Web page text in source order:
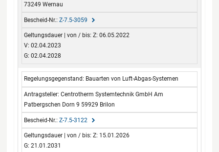
73249 Wernau
Z-7.5-3059
Z: 06.05.2022
V: 02.04.2023
G: 02.04.2028
Bauarten von Luft-Abgas-Systemen
Centrotherm Systemtechnik GmbH Am
Patbergschen Dorn 9 59929 Brilon
Z-7.5-3122
Z: 15.01.2026
G: 21.01.2031